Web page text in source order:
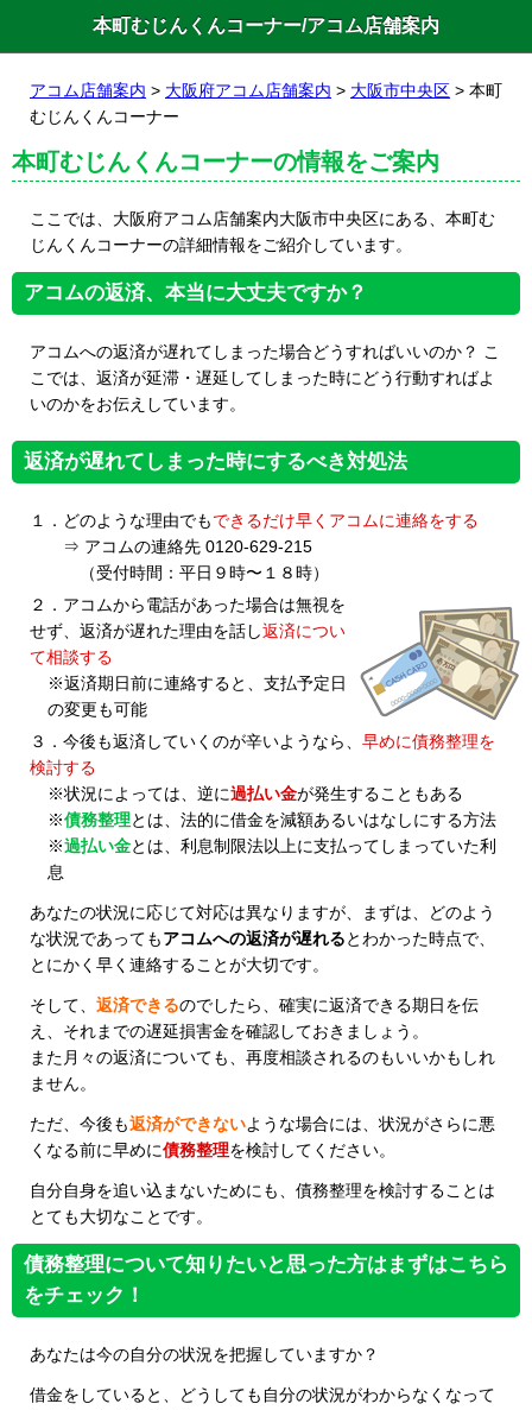
本町むじんくんコーナー/アコム店舗案内
アコム店舗案内 > 大阪府アコム店舗案内 > 大阪市中央区 > 本町
むじんくんコーナー
本町むじんくんコーナーの情報をご案内
ここでは、大阪府アコム店舗案内大阪市中央区にある、本町む
じんくんコーナーの詳細情報をご紹介しています。
アコムの返済、本当に大丈夫ですか？
アコムへの返済が遅れてしまった場合どうすればいいのか？ こ
こでは、返済が延滞・遅延してしまった時にどう行動すればよ
いのかをお伝えしています。
返済が遅れてしまった時にするべき対処法
１．どのような理由でもできるだけ早くアコムに連絡をする
⇒ アコムの連絡先 0120-629-215
（受付時間：平日９時〜１８時）
２．アコムから電話があった場合は無視を
せず、返済が遅れた理由を話し返済につい
て相談する
※返済期日前に連絡すると、支払予定日
の変更も可能
３．今後も返済していくのが辛いようなら、 早めに債務整理を
検討する
※状況によっては、逆に過払い金が発生することもある
※債務整理とは、法的に借金を減額あるいはなしにする方法
※過払い金とは、利息制限法以上に支払ってしまっていた利
息
あなたの状況に応じて対応は異なりますが、まずは、どのよう
な状況であってもアコムへの返済が遅れるとわかった時点で、
とにかく早く連絡することが大切です。
そして、 返済できるのでしたら、確実に返済できる期日を伝
え、それまでの遅延損害金を確認しておきましょう。
また月々の返済についても、再度相談されるのもいいかもしれ
ません。
ただ、今後も返済ができないような場合には、状況がさらに悪
くなる前に早めに債務整理を検討してください。
自分自身を追い込まないためにも、債務整理を検討することは
とても大切なことです。
債務整理について知りたいと思った方はまずはこちら
をチェック！
あなたは今の自分の状況を把握していますか？
借金をしていると、どうしても自分の状況がわからなくなって